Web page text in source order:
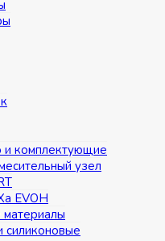
и комплектующие
узел
EVOH
материалы
силиконовые